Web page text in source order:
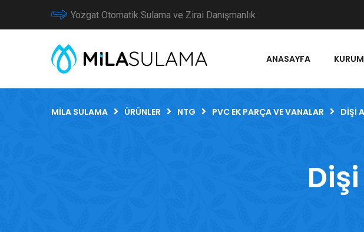
Yozgat Otomatik Sulama ve Zirai Danışmanlık
ANASAYFA
MILA SULAMA ÜRÜNLER NTG PVC EK PARÇA VE VANALAR DIŞI